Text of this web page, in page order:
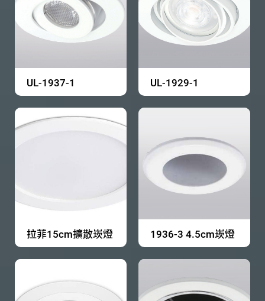
UL-1937-1 UL-1929-1
拉菲15cm擴散崁燈 1936-3 4.5cm崁燈